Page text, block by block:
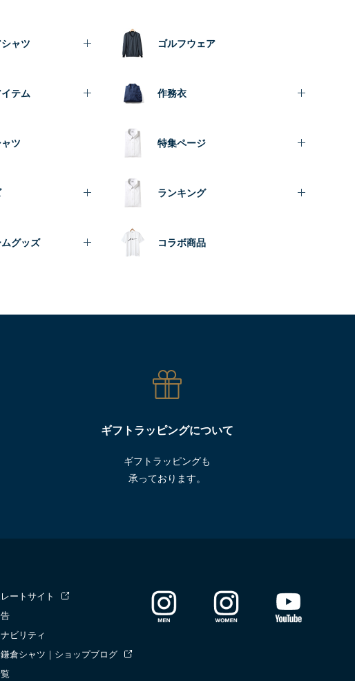
ャツ
テム
ツ
グッズ
ゴルフウェア
作務衣
特集ページ
ランキング
コラボ商品
ギフトラッピングについて
ギフトラッピングも
承っております。
ートサイト
ビリティ
倉シャツ｜ショップブログ